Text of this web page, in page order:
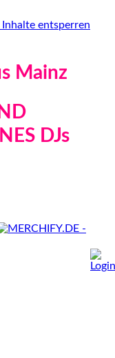
entsperren
Mainz
DJs